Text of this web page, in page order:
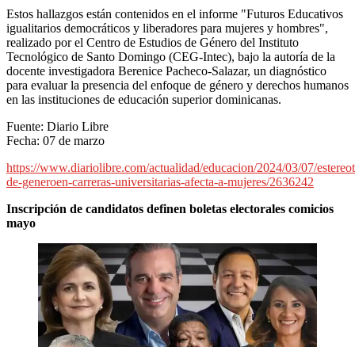
Estos hallazgos están contenidos en el informe "Futuros Educativos
igualitarios democráticos y liberadores para mujeres y hombres",
realizado por el Centro de Estudios de Género del Instituto
Tecnológico de Santo Domingo (CEG-Intec), bajo la autoría de la
docente investigadora Berenice Pacheco-Salazar, un diagnóstico
para evaluar la presencia del enfoque de género y derechos humanos
en las instituciones de educación superior dominicanas.
Fuente: Diario Libre
Fecha: 07 de marzo
https://www.diariolibre.com/actualidad/educacion/2024/03/07/
de-generoen-carreras-universitarias-afecta-a-mujeres/2636242
Inscripción de candidatos definen boletas electorales comicios
mayo